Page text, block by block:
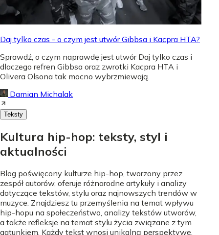
Daj tylko czas - o czym jest utwór Gibbsa i Kacpra HTA?
Sprawdź, o czym naprawdę jest utwór Daj tylko czas i
dlaczego refren Gibbsa oraz zwrotki Kacpra HTA i
Olivera Olsona tak mocno wybrzmiewają.
Damian Michalak
Teksty
Kultura hip-hop: teksty, styl i
aktualności
Blog poświęcony kulturze hip-hop, tworzony przez
zespół autorów, oferuje różnorodne artykuły i analizy
dotyczące tekstów, stylu oraz najnowszych trendów w
muzyce. Znajdziesz tu przemyślenia na temat wpływu
hip-hopu na społeczeństwo, analizy tekstów utworów,
a także refleksje na temat stylu życia związane z tym
gatunkiem. Każdy tekst wnosi unikalną perspektywę,